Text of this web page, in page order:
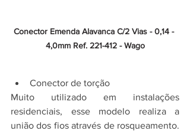
Conector Emenda Alavanca C/2 Vias - 0,14 -
4,0mm Ref. 221-412 - Wago
Conector de torção
Muito utilizado em instalações
residenciais, esse modelo realiza a
união dos fios através de rosqueamento.